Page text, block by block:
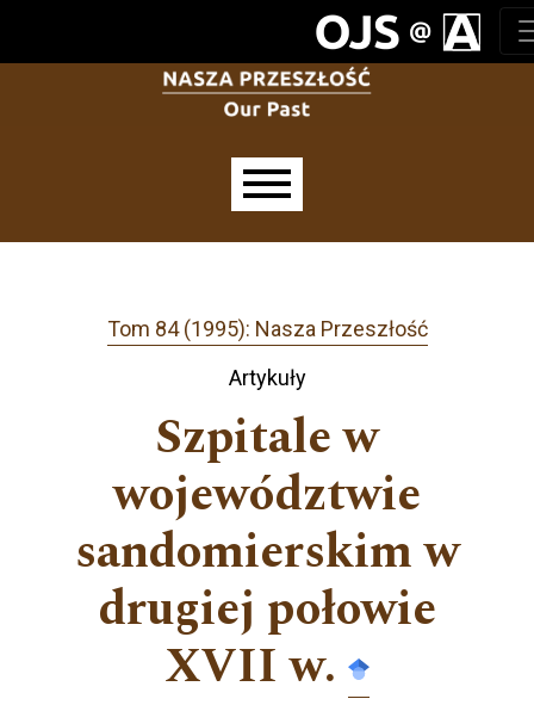
Tom 84 (1995): Nasza Przeszłość
Artykuły
Szpitale w
województwie
sandomierskim w
drugiej połowie
XVII w.